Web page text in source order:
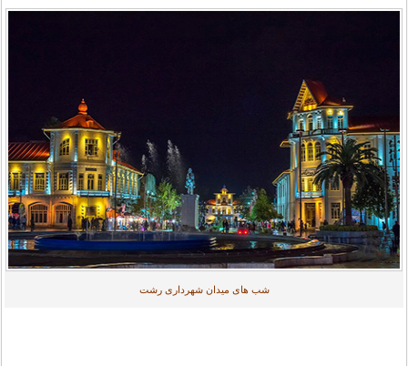
شب های میدان شهرداری رشت